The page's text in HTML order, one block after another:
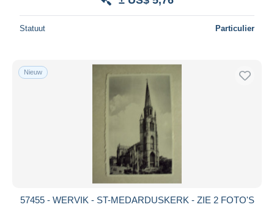
Statuut Particulier
Nieuw
57455 - WERVIK - ST-MEDARDUSKERK - ZIE 2 FOTO'S